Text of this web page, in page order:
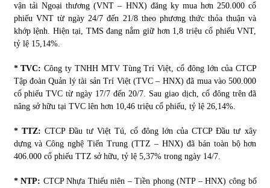
vận tải Ngoại thương (VNT – HNX) đăng ky mua hơn 250.000 cổ
phiếu VNT từ ngày 24/7 đến 21/8 theo phương thức thỏa thuận và
khớp lệnh. Hiện tại, TMS đang nắm giữ hơn 1,8 triệu cổ phiếu VNT,
tỷ lệ 15,14%.
* TVC: Công ty TNHH MTV Tùng Trí Việt, cổ đông lớn của CTCP
Tập đoàn Quản lý tài sản Trí Việt (TVC – HNX) đã mua vào 500.000
cổ phiếu TVC từ ngày 17/7 đến 20/7. Sau giao dịch, cổ đông trên đã
nâng sở hữu tại TVC lên hơn 10,46 triệu cổ phiếu, tỷ lệ 26,14%.
* TTZ: CTCP Đầu tư Việt Tú, cổ đông lớn của CTCP Đầu tư xây
dựng và Công nghệ Tiến Trung (TTZ – HNX) đã bán toàn bộ hơn
406.000 cổ phiếu TTZ sở hữu, tỷ lệ 5,37% trong ngày 14/7.
* NTP: CTCP Nhựa Thiếu niên – Tiền phong (NTP – HNX) công bố